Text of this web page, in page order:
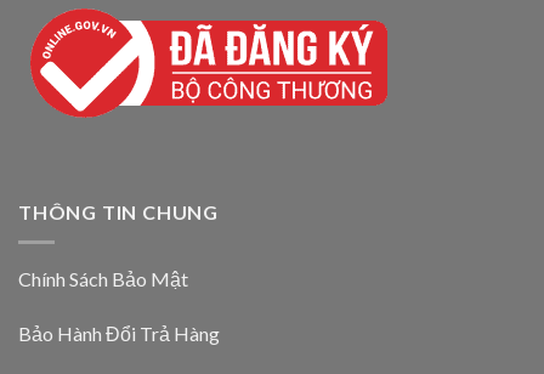
THÔNG TIN CHUNG
Chính Sách Bảo Mật
Bảo Hành Đổi Trả Hàng